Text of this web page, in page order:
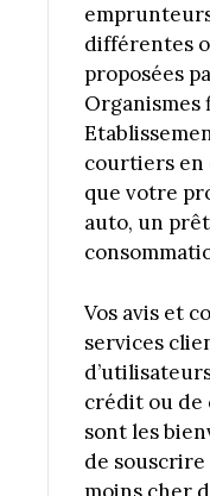
différentes
proposées
courtiers en
que votre
auto, un
Vos avis et
services
crédit ou de
sont les
de
moins cher